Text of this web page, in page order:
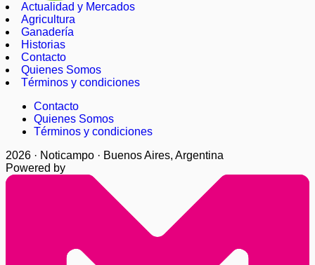
Actualidad y Mercados
Agricultura
Ganadería
Historias
Contacto
Quienes Somos
Términos y condiciones
Contacto
Quienes Somos
Términos y condiciones
2026 · Noticampo · Buenos Aires, Argentina
Powered by